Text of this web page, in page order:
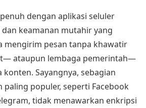
dengan aplikasi seluler
keamanan mutahir yang
mengirim pesan tanpa khawatir
ataupun lembaga pemerintah—
konten. Sayangnya, sebagian
paling populer, seperti Facebook
tidak menawarkan enkripsi